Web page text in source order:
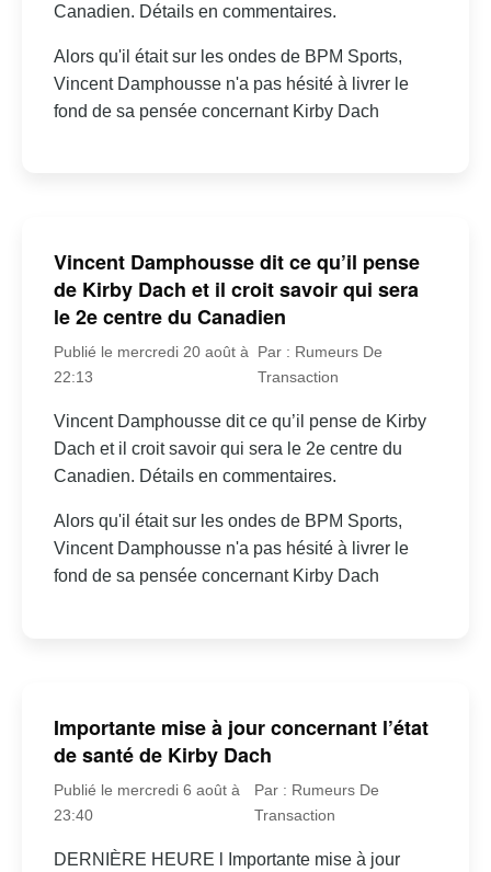
Canadien. Détails en commentaires.
Alors qu'il était sur les ondes de BPM Sports,
Vincent Damphousse n'a pas hésité à livrer le
fond de sa pensée concernant Kirby Dach
Vincent Damphousse dit ce qu’il pense
de Kirby Dach et il croit savoir qui sera
le 2e centre du Canadien
Publié le mercredi 20 août à
22:13
Par : Rumeurs De
Transaction
Vincent Damphousse dit ce qu’il pense de Kirby
Dach et il croit savoir qui sera le 2e centre du
Canadien. Détails en commentaires.
Alors qu'il était sur les ondes de BPM Sports,
Vincent Damphousse n'a pas hésité à livrer le
fond de sa pensée concernant Kirby Dach
Importante mise à jour concernant l’état
de santé de Kirby Dach
Publié le mercredi 6 août à
23:40
Par : Rumeurs De
Transaction
DERNIÈRE HEURE l Importante mise à jour